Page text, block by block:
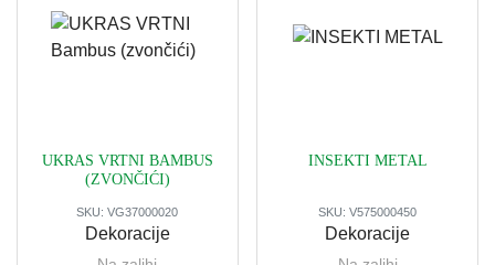
UKRAS VRTNI BAMBUS
(ZVONČIĆI)
SKU:VG37000020
Dekoracije
INSEKTI METAL
SKU:V575000450
Dekoracije